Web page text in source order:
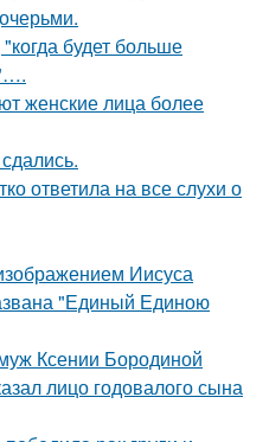
будет больше
женские лица более
ответила на все слухи о
Иисуса
"Единый Единою
Ксении Бородиной
лицо годовалого сына